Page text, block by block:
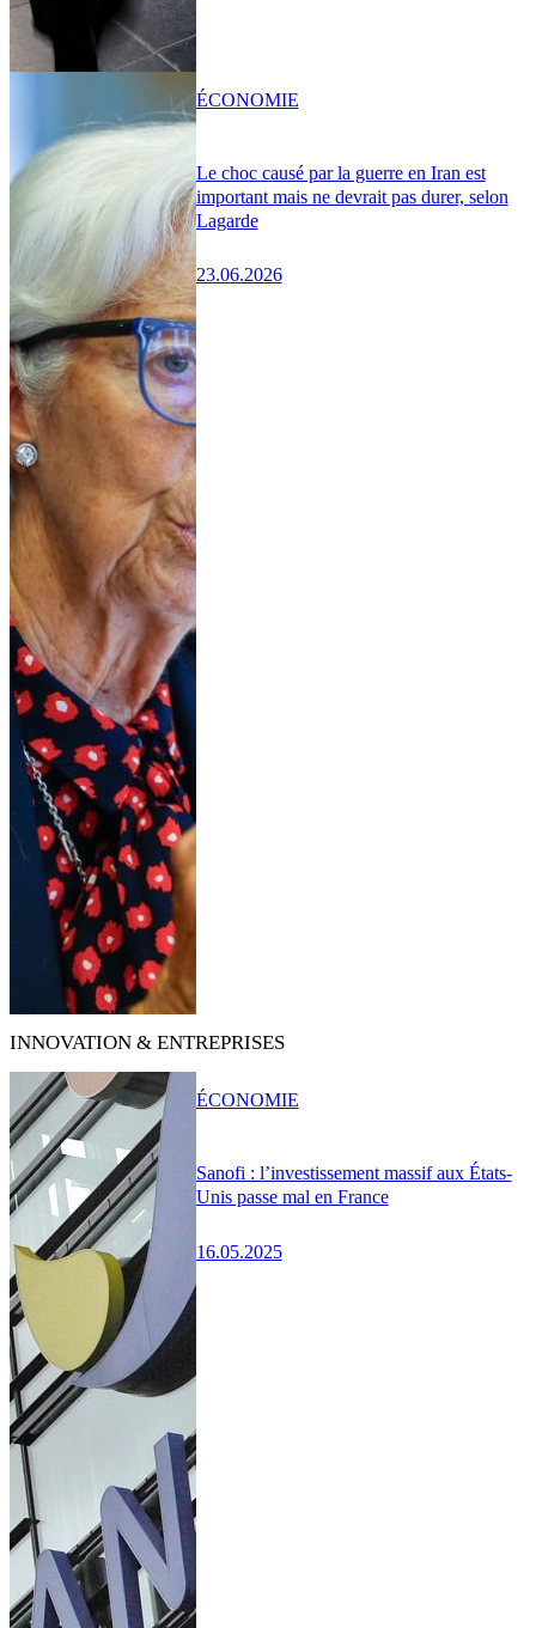
Le choc causé par la guerre en Iran est
important mais ne devrait pas durer, selon
Lagarde
23.06.2026
ÉCONOMIE
INNOVATION & ENTREPRISES
Sanofi : l’investissement massif aux États-
Unis passe mal en France
16.05.2025
ÉCONOMIE